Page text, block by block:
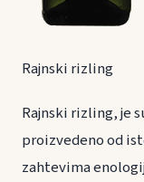
Rajnski rizling
Rajnski rizling, je
proizvedeno od
zahtevima